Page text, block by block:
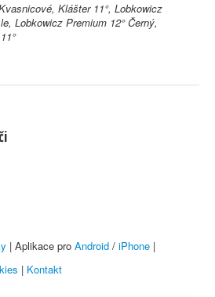
Klášter 11°, Lobkowicz
Lobkowicz Premium 12° Černý,
| Aplikace pro Android / iPhone |
| Kontakt